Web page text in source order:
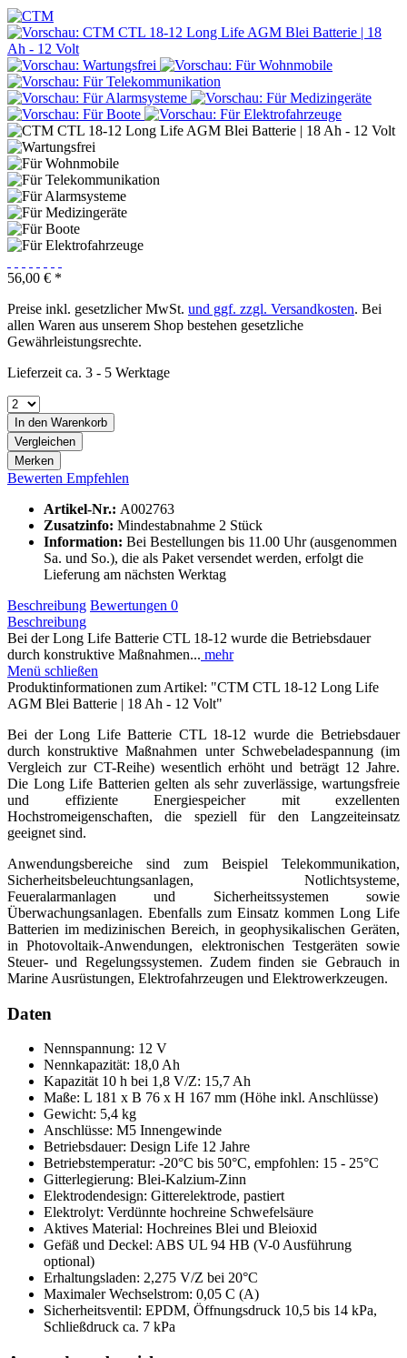
56,00 € *
Preise inkl. gesetzlicher MwSt. und ggf. zzgl. Versandkosten. Bei
allen Waren aus unserem Shop bestehen gesetzliche
Gewährleistungsrechte.
Lieferzeit ca. 3 - 5 Werktage
In den Warenkorb
Vergleichen
Merken
Bewerten Empfehlen
Artikel-Nr.: A002763
Zusatzinfo: Mindestabnahme 2 Stück
Information: Bei Bestellungen bis 11.00 Uhr (ausgenommen
Sa. und So.), die als Paket versendet werden, erfolgt die
Lieferung am nächsten Werktag
Beschreibung Bewertungen 0
Beschreibung
Bei der Long Life Batterie CTL 18-12 wurde die Betriebsdauer
durch konstruktive Maßnahmen... mehr
Menü schließen
Produktinformationen zum Artikel: "CTM CTL 18-12 Long Life
AGM Blei Batterie | 18 Ah - 12 Volt"
Bei der Long Life Batterie CTL 18-12 wurde die Betriebsdauer
durch konstruktive Maßnahmen unter Schwebeladespannung (im
Vergleich zur CT-Reihe) wesentlich erhöht und beträgt 12 Jahre.
Die Long Life Batterien gelten als sehr zuverlässige, wartungsfreie
und effiziente Energiespeicher mit exzellenten
Hochstromeigenschaften, die speziell für den Langzeiteinsatz
geeignet sind.
Anwendungsbereiche sind zum Beispiel Telekommunikation,
Sicherheitsbeleuchtungsanlagen, Notlichtsysteme,
Feueralarmanlagen und Sicherheitssystemen sowie
Überwachungsanlagen. Ebenfalls zum Einsatz kommen Long Life
Batterien im medizinischen Bereich, in geophysikalischen Geräten,
in Photovoltaik-Anwendungen, elektronischen Testgeräten sowie
Steuer- und Regelungssystemen. Zudem finden sie Gebrauch in
Marine Ausrüstungen, Elektrofahrzeugen und Elektrowerkzeugen.
Daten
Nennspannung: 12 V
Nennkapazität: 18,0 Ah
Kapazität 10 h bei 1,8 V/Z: 15,7 Ah
Maße: L 181 x B 76 x H 167 mm (Höhe inkl. Anschlüsse)
Gewicht: 5,4 kg
Anschlüsse: M5 Innengewinde
Betriebsdauer: Design Life 12 Jahre
Betriebstemperatur: -20°C bis 50°C, empfohlen: 15 - 25°C
Gitterlegierung: Blei-Kalzium-Zinn
Elektrodendesign: Gitterelektrode, pastiert
Elektrolyt: Verdünnte hochreine Schwefelsäure
Aktives Material: Hochreines Blei und Bleioxid
Gefäß und Deckel: ABS UL 94 HB (V-0 Ausführung
optional)
Erhaltungsladen: 2,275 V/Z bei 20°C
Maximaler Wechselstrom: 0,05 C (A)
Sicherheitsventil: EPDM, Öffnungsdruck 10,5 bis 14 kPa,
Schließdruck ca. 7 kPa